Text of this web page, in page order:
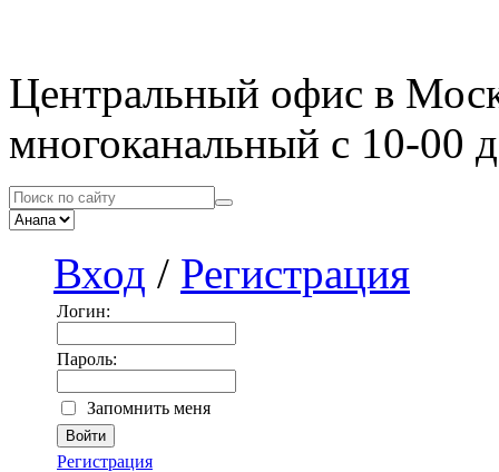
Центральный офис в
многоканальный с 10-00
Вход / Регистрация
Логин:
Пароль:
Запомнить меня
Регистрация